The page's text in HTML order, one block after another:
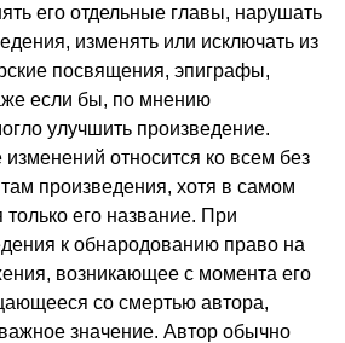
его отдельные главы, нарушать
изменять или исключать из
посвящения, эпиграфы,
если бы, по мнению
улучшить произведение.
относится ко всем без
произведения, хотя в самом
только его название. При
к обнародованию право на
возникающее с момента его
со смертью автора,
значение. Автор обычно